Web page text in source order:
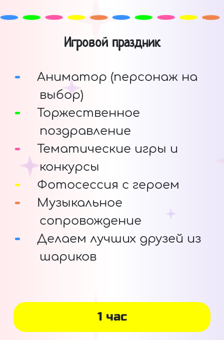
Игровой праздник
Аниматор (персонаж на
выбор)
Торжественное
поздравление
Тематические игры и
конкурсы
Фотосессия с героем
Музыкальное
сопровождение
Делаем лучших друзей из
шариков
1 час